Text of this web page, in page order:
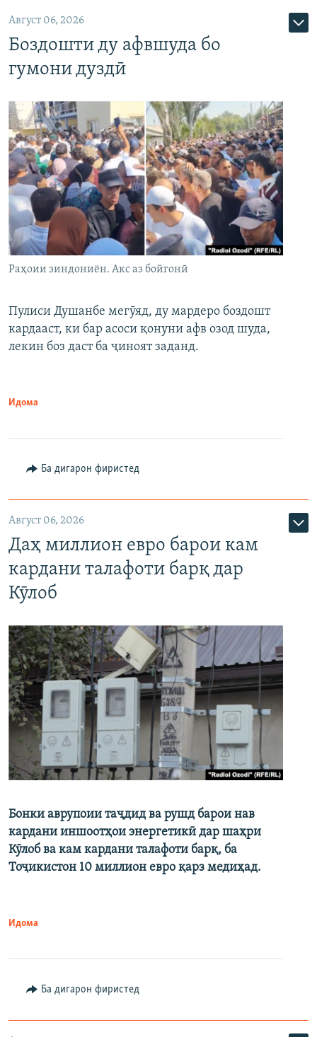
Август 06, 2026
Боздошти ду афвшуда бо
гумони дуздӣ
Раҳоии зиндониён. Акс аз бойгонӣ
Пулиси Душанбе мегӯяд, ду мардеро боздошт
кардааст, ки бар асоси қонуни афв озод шуда,
лекин боз даст ба ҷиноят заданд.
Идома
Ба дигарон фиристед
Август 06, 2026
Даҳ миллион евро барои кам
кардани талафоти барқ дар
Кӯлоб
Бонки аврупоии таҷдид ва рушд барои нав
кардани иншоотҳои энергетикӣ дар шаҳри
Кӯлоб ва кам кардани талафоти барқ, ба
Тоҷикистон 10 миллион евро қарз медиҳад.
Идома
Ба дигарон фиристед